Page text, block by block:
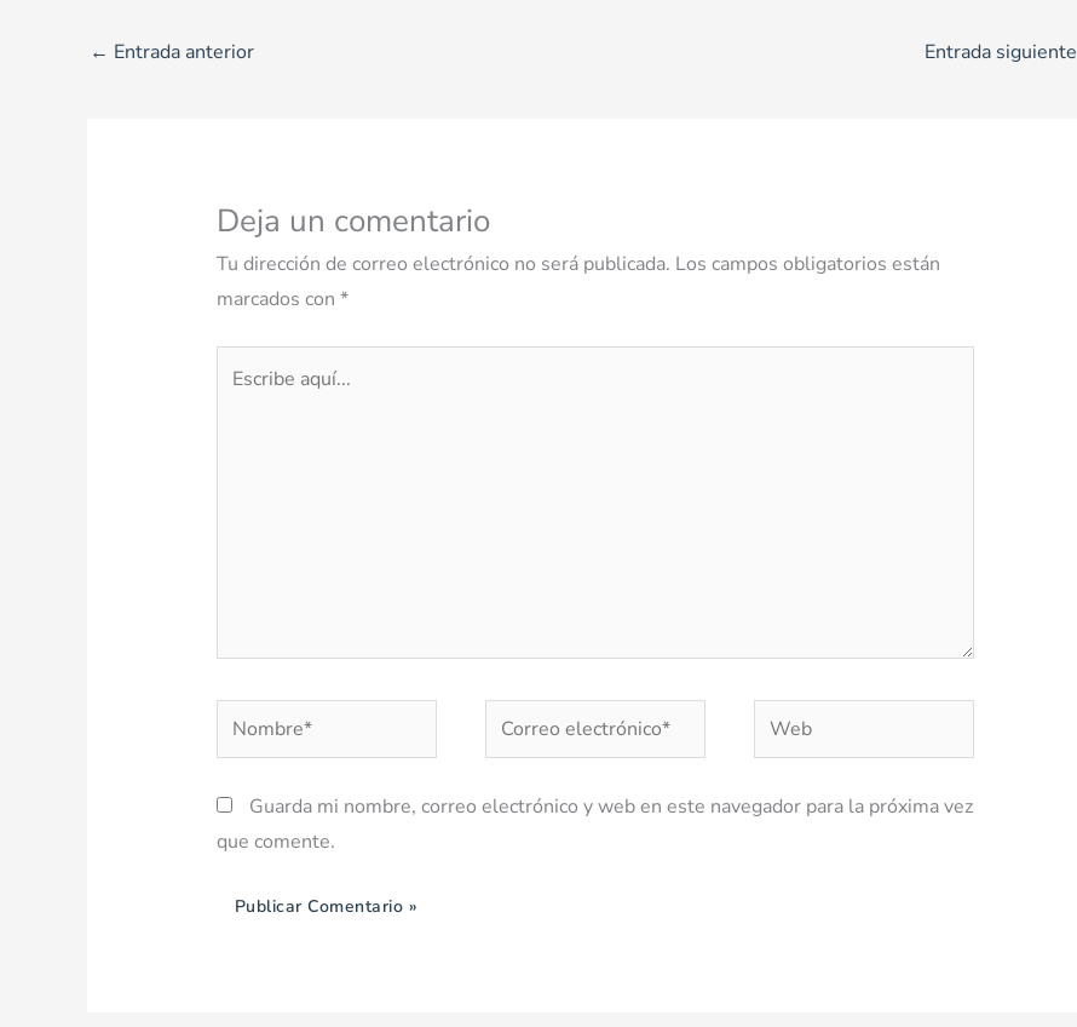
← Entrada anterior Entrada siguiente
Deja un comentario
Tu dirección de correo electrónico no será publicada. Los campos obligatorios están
marcados con *
Nombre*
Correo
electrónico*
Web
Guarda mi nombre, correo electrónico y web en este navegador para la próxima vez
que comente.